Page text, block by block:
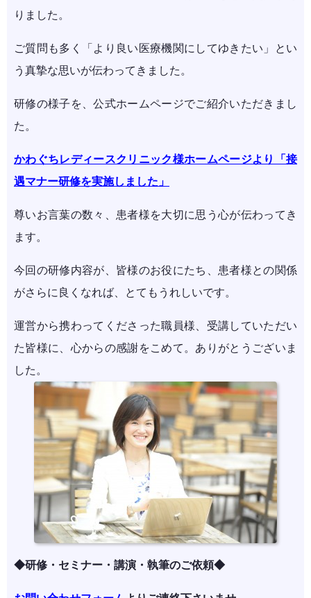
りました。
ご質問も多く「より良い医療機関にしてゆきたい」とい
う真摯な思いが伝わってきました。
研修の様子を、公式ホームページでご紹介いただきまし
た。
かわぐちレディースクリニック様ホームページより「接
遇マナー研修を実施しました」
尊いお言葉の数々、患者様を大切に思う心が伝わってき
ます。
今回の研修内容が、皆様のお役にたち、患者様との関係
がさらに良くなれば、とてもうれしいです。
運営から携わってくださった職員様、受講していただい
た皆様に、心からの感謝をこめて。ありがとうございま
した。
◆研修・セミナー・講演・執筆のご依頼◆